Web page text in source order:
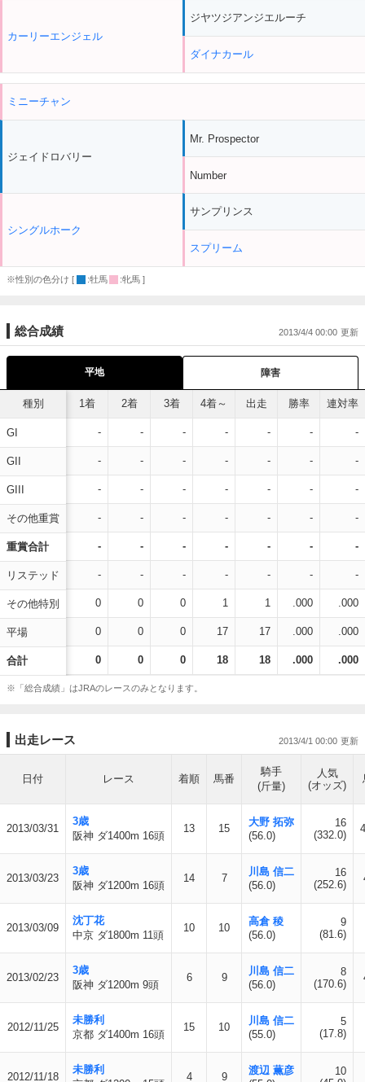
カーリーエンジェル
ジヤツジアンジエルーチ
ダイナカール
ミニーチャン
ジェイドロバリー
シングルホーク
Mr. Prospector
Number
サンプリンス
スプリーム
※性別の色分け [ :牡馬 :牝馬 ]
総合成績 2013/4/4 00:00
平地 障害
種別
GI
GII
GIII
その他重賞
重賞合計
リステッド
その他特別
平場
合計
1着 2着 3着 4着～ 出走 勝率 連対率
- - - - - - -
- - - - - - -
- - - - - - -
- - - - - - -
- - - - - - -
- - - - - - -
0 0 0 1 1 .000 .000
0 0 0 17 17 .000 .000
0 0 0 18 18 .000 .000
※「総合成績」はJRAのレースのみとなります。
出走レース 2013/4/1 00:00
日付 レース 着順 馬番
騎手
(斤量)
人気
(オッズ)
2013/03/31
3歳
阪神 ダ1400m 16頭
13 15
大野 拓弥
(56.0)
16
(332.0)
2013/03/23
3歳
阪神 ダ1200m 16頭
14 7
川島 信二
(56.0)
16
(252.6)
2013/03/09
沈丁花
中京 ダ1800m 11頭
10 10
高倉 稜
(56.0)
9
(81.6)
2013/02/23
3歳
阪神 ダ1200m 9頭
6 9
川島 信二
(56.0)
8
(170.6)
2012/11/25
未勝利
京都 ダ1400m 16頭
15 10
川島 信二
(55.0)
5
(17.8)
2012/11/18
未勝利
4 9
渡辺 薫彦
10